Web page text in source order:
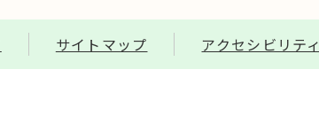
サイトマップ アクセシビリティ